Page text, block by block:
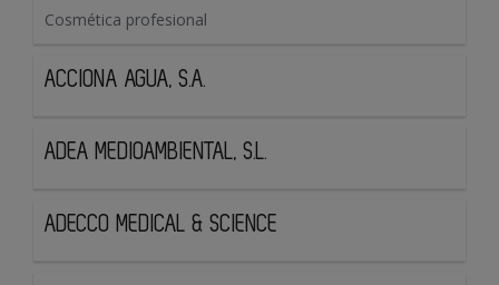
Cosmética profesional
ACCIONA AGUA, S.A.
ADEA MEDIOAMBIENTAL, S.L.
ADECCO MEDICAL & SCIENCE